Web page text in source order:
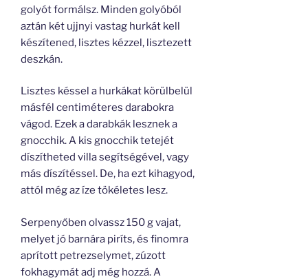
golyót formálsz. Minden golyóból
aztán két ujjnyi vastag hurkát kell
készítened, lisztes kézzel, lisztezett
deszkán.
Lisztes késsel a hurkákat körülbelül
másfél centiméteres darabokra
vágod. Ezek a darabkák lesznek a
gnocchik. A kis gnocchik tetejét
díszítheted villa segítségével, vagy
más díszítéssel. De, ha ezt kihagyod,
attól még az íze tökéletes lesz.
Serpenyőben olvassz 150 g vajat,
melyet jó barnára piríts, és finomra
aprított petrezselymet, zúzott
fokhagymát adj még hozzá. A